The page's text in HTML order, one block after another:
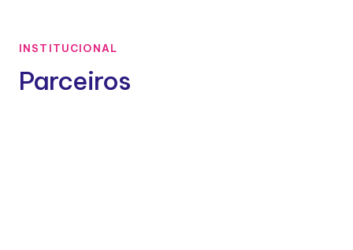
INSTITUCIONAL
Parceiros